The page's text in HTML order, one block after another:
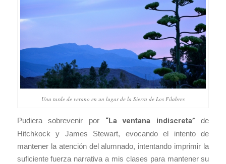
Una tarde de verano en un lugar de la Sierra de Los Filabres
Pudiera sobrevenir por “La ventana indiscreta” de
Hitchkock y James Stewart, evocando el intento de
mantener la atención del alumnado, intentando imprimir la
suficiente fuerza narrativa a mis clases para mantener su